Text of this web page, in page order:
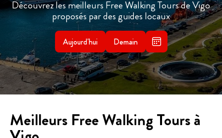
Découvrez les meilleurs Free Walking Tours de Vigo
proposés par des guides locaux
Aujourd'hui Demain
Meilleurs Free Walking Tours à